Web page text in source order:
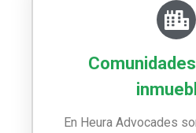
En Heura Advocades